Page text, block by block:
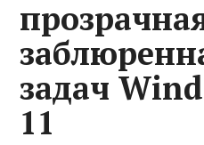
задач
11